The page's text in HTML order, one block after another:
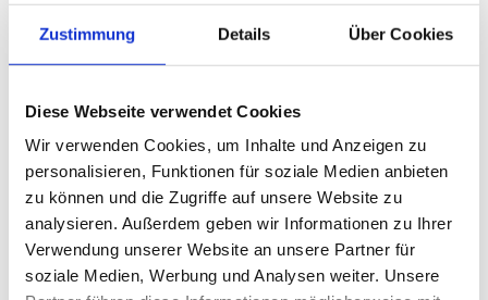
Zustimmung Details Über Cookies
Diese Webseite verwendet Cookies
Wir verwenden Cookies, um Inhalte und Anzeigen zu
personalisieren, Funktionen für soziale Medien anbieten
zu können und die Zugriffe auf unsere Website zu
analysieren. Außerdem geben wir Informationen zu Ihrer
Verwendung unserer Website an unsere Partner für
soziale Medien, Werbung und Analysen weiter. Unsere
Karden- und Heimatmuseum Katsdorf
Kirchenplatz 1, 4223 Katsdorf
Tel.: +43 681 10216648
E-Mail:hvkatsdorf@gmx.at
Web:https://www.museum-katsdorf.at/
OÖ Volkskultur erleben: Happy Painting -
Kreatives Malen | Karden- und